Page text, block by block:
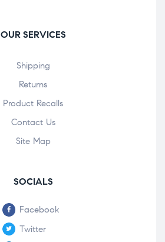
OUR SERVICES
Shipping
Returns
Product Recalls
Contact Us
Site Map
SOCIALS
Facebook
Twitter